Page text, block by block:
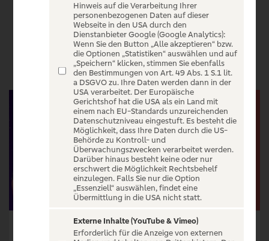
VERANSTALTUNGEN
The Pioneer Late Night Briefing Daniel Luis - Autotune
Hinweis auf die Verarbeitung Ihrer
personenbezogenen Daten auf dieser
Webseite in den USA durch den
Dienstanbieter Google (Google Analytics):
Wenn Sie den Button „Alle akzeptieren“ bzw.
die Optionen „Statistiken“ auswählen und auf
„Speichern“ klicken, stimmen Sie ebenfalls
den Bestimmungen von Art. 49 Abs. 1 S.1 lit.
a DSGVO zu. Ihre Daten werden dann in der
USA verarbeitet. Der Europäische
Gerichtshof hat die USA als ein Land mit
einem nach EU-Standards unzureichenden
Datenschutzniveau eingestuft. Es besteht die
Möglichkeit, dass Ihre Daten durch die US-
Behörde zu Kontroll- und
Überwachungszwecken verarbeitet werden.
Darüber hinaus besteht keine oder nur
erschwert die Möglichkeit Rechtsbehelf
einzulegen. Falls Sie nur die Option
„Essenziell“ auswählen, findet eine
Übermittlung in die USA nicht statt.
Externe Inhalte (YouTube & Vimeo)
Erforderlich für die Anzeige von externen